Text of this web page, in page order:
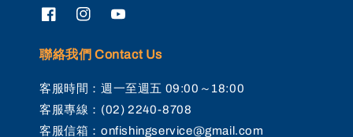
聯絡我們 Contact Us
客服時間：週一至週五 09:00～18:00
客服專線：(02) 2240-8708
客服信箱：onfishingservice@gmail.com